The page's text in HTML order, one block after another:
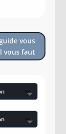
vous
vous faut